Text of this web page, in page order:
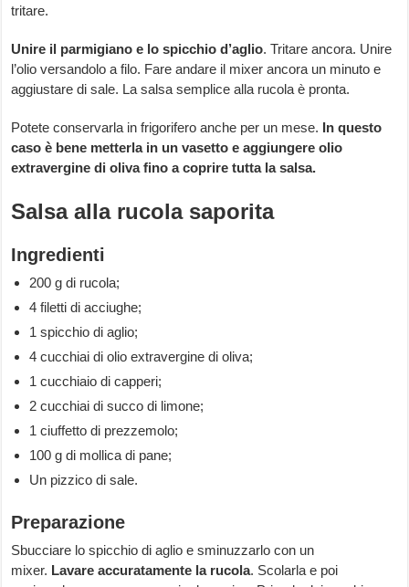
tritare.
Unire il parmigiano e lo spicchio d’aglio. Tritare ancora. Unire
l’olio versandolo a filo. Fare andare il mixer ancora un minuto e
aggiustare di sale. La salsa semplice alla rucola è pronta.
Potete conservarla in frigorifero anche per un mese. In questo
caso è bene metterla in un vasetto e aggiungere olio
extravergine di oliva fino a coprire tutta la salsa.
Salsa alla rucola saporita
Ingredienti
200 g di rucola;
4 filetti di acciughe;
1 spicchio di aglio;
4 cucchiai di olio extravergine di oliva;
1 cucchiaio di capperi;
2 cucchiai di succo di limone;
1 ciuffetto di prezzemolo;
100 g di mollica di pane;
Un pizzico di sale.
Preparazione
Sbucciare lo spicchio di aglio e sminuzzarlo con un
mixer. Lavare accuratamente la rucola. Scolarla e poi